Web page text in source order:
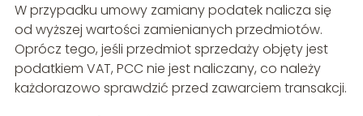
W przypadku umowy zamiany podatek nalicza się
od wyższej wartości zamienianych przedmiotów.
Oprócz tego, jeśli przedmiot sprzedaży objęty jest
podatkiem VAT, PCC nie jest naliczany, co należy
każdorazowo sprawdzić przed zawarciem transakcji.